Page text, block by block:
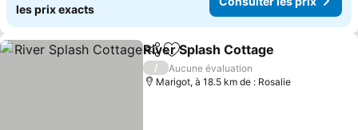
les prix exacts
PartagerAjouter à mes favoris
River Splash Cottage
/
Aucune évaluation
Marigot, à 18.5 km de : Rosalie